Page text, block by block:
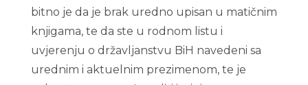
bitno je da je brak uredno upisan u matičnim
knjigama, te da ste u rodnom listu i
uvjerenju o državljanstvu BiH navedeni sa
urednim i aktuelnim prezimenom, te je